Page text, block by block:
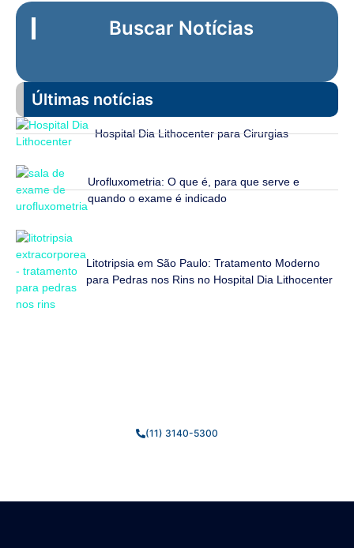
Buscar Notícias
Últimas notícias
Hospital Dia Lithocenter para Cirurgias
Urofluxometria: O que é, para que serve e
quando o exame é indicado
Litotripsia em São Paulo: Tratamento Moderno
para Pedras nos Rins no Hospital Dia Lithocenter
(11) 3140-5300